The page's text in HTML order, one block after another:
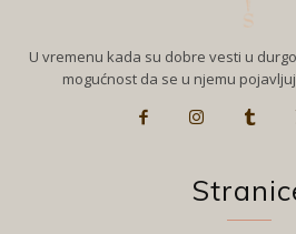
U vremenu kada su dobre vesti u
mogućnost da se u njemu